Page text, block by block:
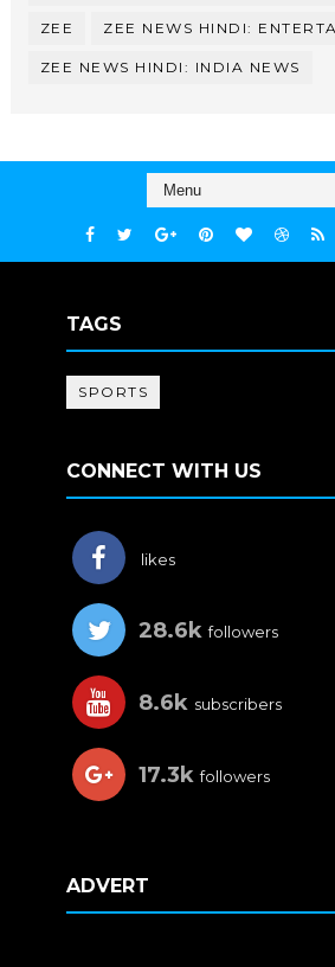
ZEE ZEE NEWS HINDI:
ZEE NEWS HINDI: INDIA NEWS
TAGS
SPORTS
CONNECT WITH US
likes
28.6k followers
8.6k subscribers
17.3k followers
ADVERT